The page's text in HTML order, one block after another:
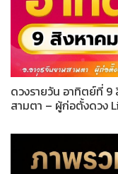
ดวงรายวัน อาทิตย์ที่ 9
สามตา – ผู้ก่อตั้งดวง